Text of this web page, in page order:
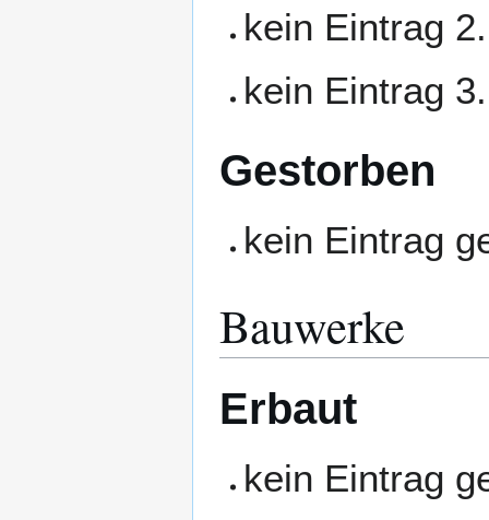
kein Eintrag
kein Eintrag
Gestorben
kein Eintrag
Bauwerke
Erbaut
kein Eintrag